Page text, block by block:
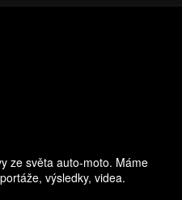
ze světa auto-moto. Máme
výsledky, videa.